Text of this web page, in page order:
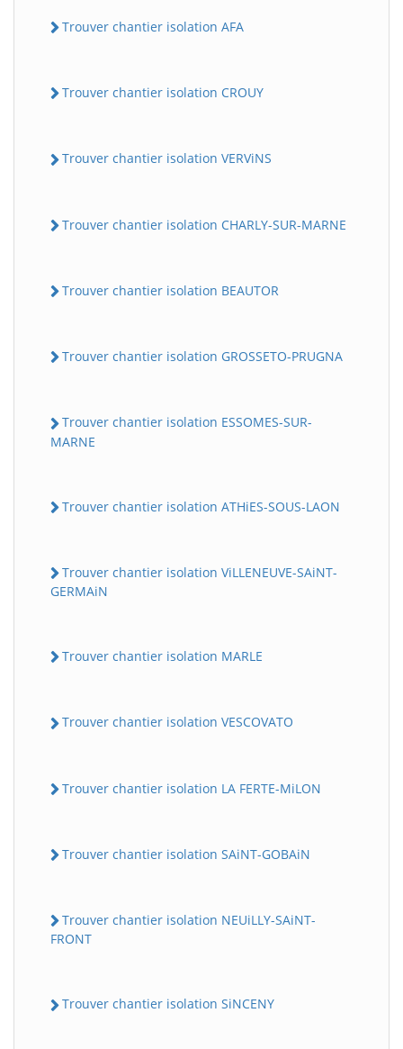
Trouver chantier isolation AFA
Trouver chantier isolation CROUY
Trouver chantier isolation VERViNS
Trouver chantier isolation CHARLY-SUR-MARNE
Trouver chantier isolation BEAUTOR
Trouver chantier isolation GROSSETO-PRUGNA
Trouver chantier isolation ESSOMES-SUR-
MARNE
Trouver chantier isolation ATHiES-SOUS-LAON
Trouver chantier isolation ViLLENEUVE-SAiNT-
GERMAiN
Trouver chantier isolation MARLE
Trouver chantier isolation VESCOVATO
Trouver chantier isolation LA FERTE-MiLON
Trouver chantier isolation SAiNT-GOBAiN
Trouver chantier isolation NEUiLLY-SAiNT-
FRONT
Trouver chantier isolation SiNCENY